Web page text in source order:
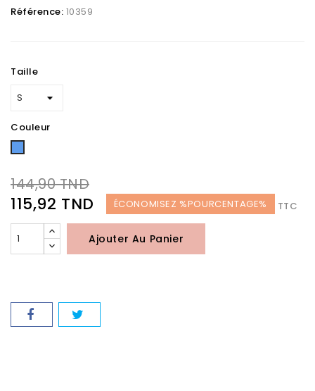
Référence: 10359
Taille
Couleur
Bleu
144,90 TND
115,92 TND ÉCONOMISEZ %POURCENTAGE% TTC
Ajouter Au Panier